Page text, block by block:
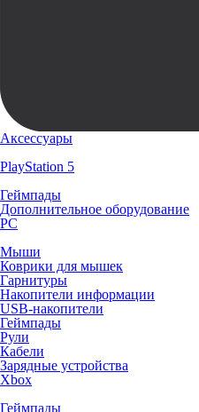
Аксессуары
PlayStation 5
Геймпады
Дополнительное оборудование
PC
Мыши
Коврики для мышек
Гарнитуры
Накопители информации
USB-накопители
Геймпады
Рули
Кабели
Зарядные устройства
Xbox
Геймпады